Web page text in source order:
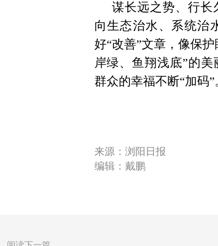
谋长远之势、行长
向生态治水、系统治
好“改善”文章，像保
岸绿、鱼翔浅底”的
群众的幸福不断“加码”
来源：浏阳日报
编辑：戴鹏